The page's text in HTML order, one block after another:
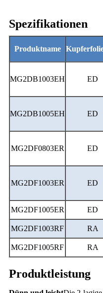
Spezifikationen
Produktname
MG2DB1003EH ED
MG2DB1005EH ED
MG2DF0803ER ED
MG2DF1003ER ED
MG2DF1005ER ED
MG2DF1003RF
RA
MG2DF1005RF
RA
Produktleistung